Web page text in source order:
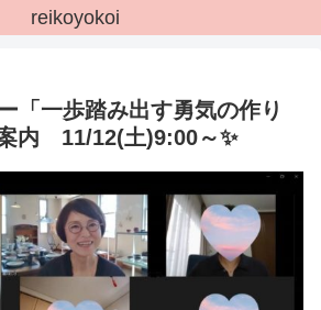
reikoyokoi
「一歩踏み出す勇気の作り
内 11/12(土)9:00～✨